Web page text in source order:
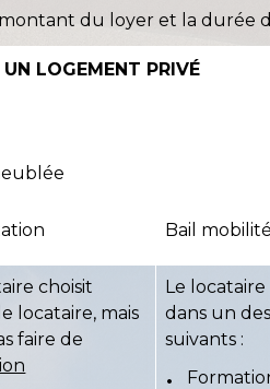
du loyer et la durée
LOGEMENT PRIVÉ
Bail mobilité
choisit
locataire, mais
faire de
Le
dans un
suivants :